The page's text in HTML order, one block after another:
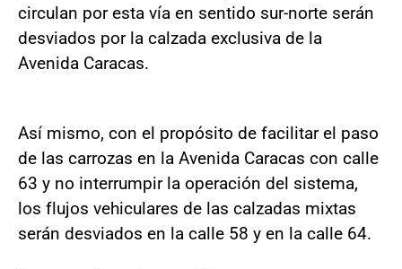
circulan por esta vía en sentido sur-norte serán
desviados por la calzada exclusiva de la
Avenida Caracas.
Así mismo, con el propósito de facilitar el paso
de las carrozas en la Avenida Caracas con calle
63 y no interrumpir la operación del sistema,
los flujos vehiculares de las calzadas mixtas
serán desviados en la calle 58 y en la calle 64.